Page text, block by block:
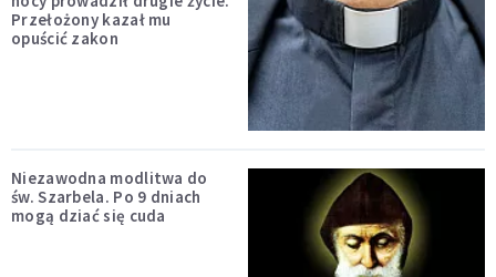
Przełożony kazał mu
opuścić zakon
Niezawodna modlitwa do
św. Szarbela. Po 9 dniach
mogą dziać się cuda